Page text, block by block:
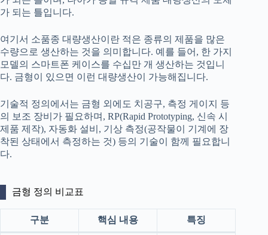
가 되는 틀입니다.
여기서 소품종 대량생산이란 적은 종류의 제품을 많은
수량으로 생산하는 것을 의미합니다. 예를 들어, 한 가지
모델의 스마트폰 케이스를 수십만 개 생산하는 것입니
다. 금형이 있으면 이런 대량생산이 가능해집니다.
기술적 정의에서는 금형 외에도 치공구, 측정 게이지 등
의 보조 장비가 필요하며, RP(Rapid Prototyping, 신속 시
제품 제작), 자동화 설비, 기상 측정(공작물이 기계에 장
착된 상태에서 측정하는 것) 등의 기술이 함께 필요합니
다.
금형 정의 비교표
구분 핵심 내용 특징